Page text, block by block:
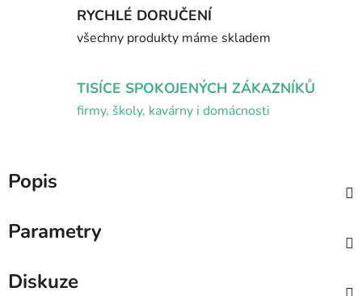
RYCHLÉ DORUČENÍ
všechny produkty máme skladem
TISÍCE SPOKOJENÝCH ZÁKAZNÍKŮ
firmy, školy, kavárny i domácnosti
Popis
Parametry
Diskuze